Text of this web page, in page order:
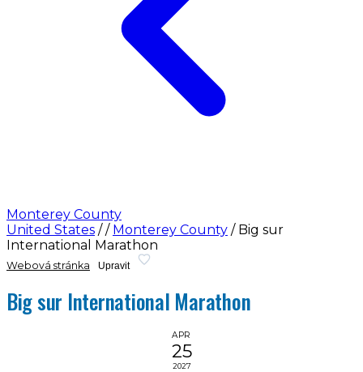
Monterey County
United States / / Monterey County / Big sur
International Marathon
Webová stránka Upravit
Big sur International Marathon
APR
25
2027